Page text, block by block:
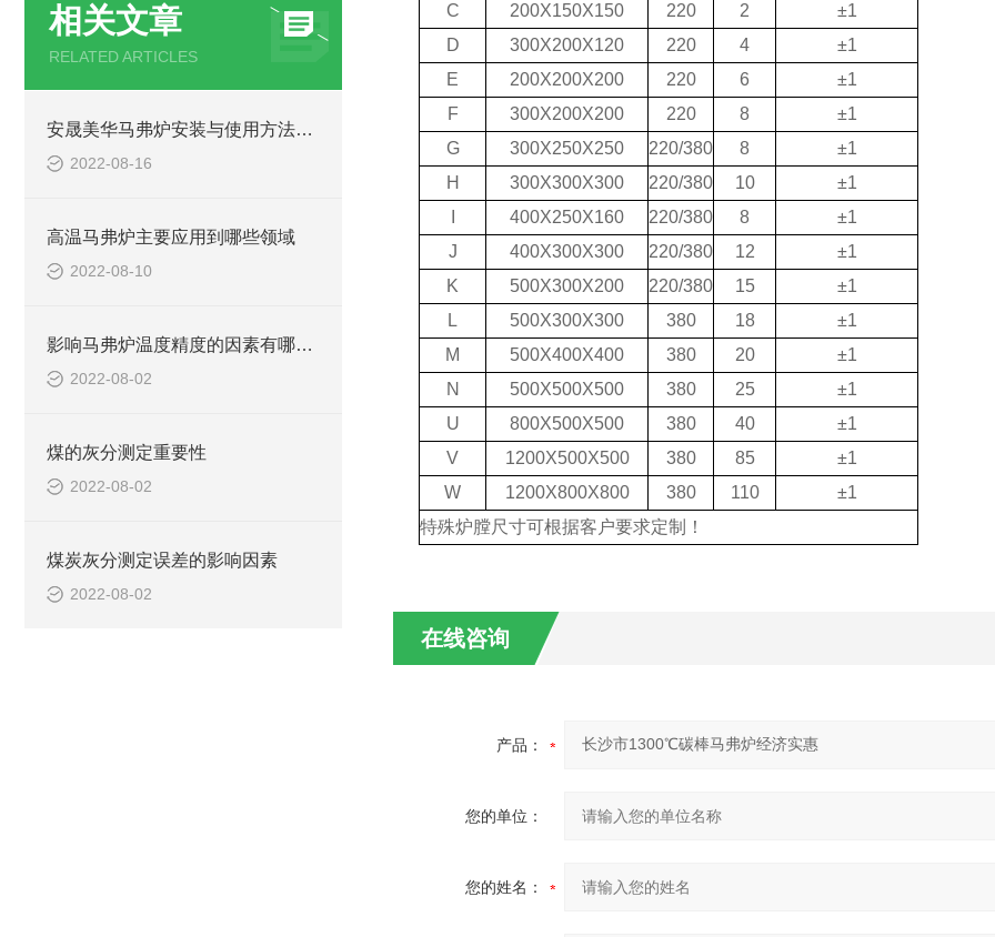
相关文章
RELATED ARTICLES
安晟美华马弗炉安装与使用方法介绍
2022-08-16
高温马弗炉主要应用到哪些领域
2022-08-10
影响马弗炉温度精度的因素有哪些?
2022-08-02
煤的灰分测定重要性
2022-08-02
煤炭灰分测定误差的影响因素
2022-08-02
C
200X150X150 220 2
±1
D
300X200X120 220 4
±1
E
200X200X200 220 6
±1
F
300X200X200 220 8
±1
G
300X250X250 220/380 8
±1
H
300X300X300 220/380 10
±1
400X250X160 220/380 8
±1
J
400X300X300 220/380 12
±1
K
500X300X200 220/380 15
±1
L
500X300X300 380 18
±1
M
500X400X400 380 20
±1
N
500X500X500 380 25
±1
U
800X500X500 380 40
±1
V
1200X500X500 380 85
±1
W
1200X800X800 380 110
±1
特殊炉膛尺寸可根据客户要求定制！
在线咨询
产品：
您的单位：
您的姓名：